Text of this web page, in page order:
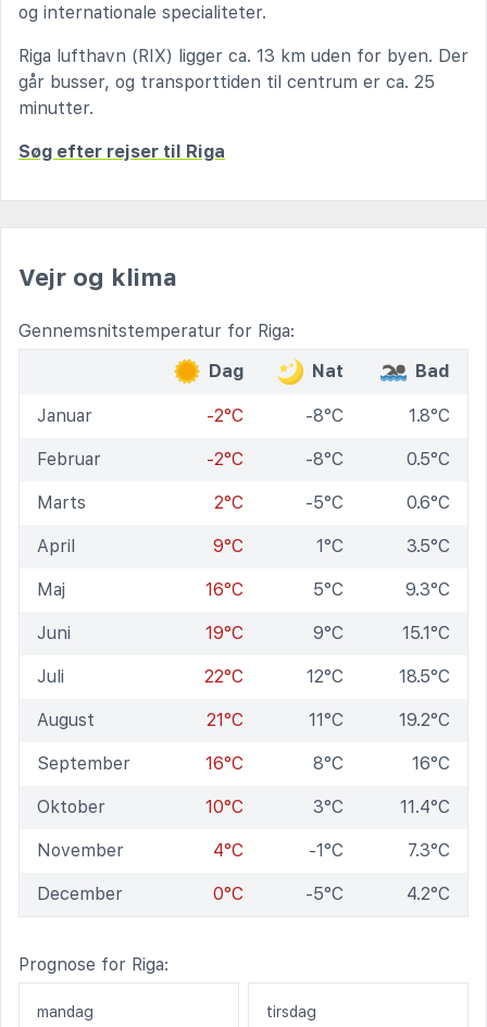
og internationale specialiteter.
Riga lufthavn (RIX) ligger ca. 13 km uden for byen. Der
går busser, og transporttiden til centrum er ca. 25
minutter.
Søg efter rejser til Riga
Vejr og klima
Gennemsnitstemperatur for Riga:
Dag
Nat Bad
Januar -2°C -8°C 1.8°C
Februar -2°C -8°C 0.5°C
Marts 2°C -5°C 0.6°C
April 9°C 1°C 3.5°C
Maj 16°C 5°C 9.3°C
Juni 19°C 9°C 15.1°C
Juli 22°C 12°C 18.5°C
August 21°C 11°C 19.2°C
September 16°C 8°C 16°C
Oktober 10°C 3°C 11.4°C
November 4°C -1°C 7.3°C
December 0°C -5°C 4.2°C
Prognose for Riga:
mandag
tirsdag